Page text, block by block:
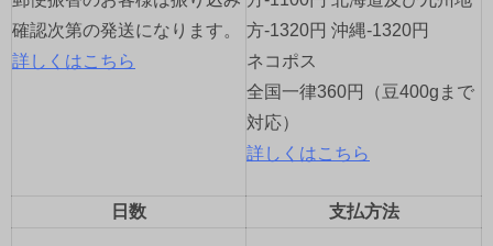
確認次第の発送になります。
詳しくはこちら
方-1320円 沖縄-1320円
ネコポス
全国一律360円（豆400gまで
対応）
詳しくはこちら
日数 支払方法